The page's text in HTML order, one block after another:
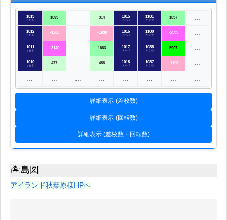
1013
とある 1093 314 1015
スーパ
1101
かぐや 1837 …
1012
とある -1500 -1930 1016
スーパ
1100
かぐや -2535 …
1011
とある -3140 1663 1017
スーパ
1088
かぐや 5907 …
1010
とある 477 488 1018
スーパ
1087
かぐや -1198 …
… … … … … … … …
詳細表示 (差枚数)
詳細表示 (回転数)
詳細表示 (差枚数・回転数)
🏝島図
アイランド秋葉原様HPへ